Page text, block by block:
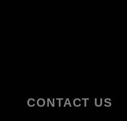
CONTACT US